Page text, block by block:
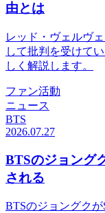
由とは
レッド・ヴェルヴ
して批判を受けて
しく解説します。
ファン活動
ニュース
BTS
2026.07.27
BTSのジョング
される
BTSのジョングク